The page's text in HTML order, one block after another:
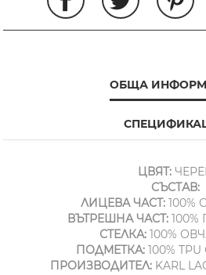
ОБЩА
ЦВЯТ:
СЪСТАВ:
ЛИЦЕВА ЧАСТ:100%
ВЪТРЕШНА ЧАСТ:100%
СТЕЛКА:100%
ПОДМЕТКА:100%
ПРОИЗВОДИТЕЛ:KARL